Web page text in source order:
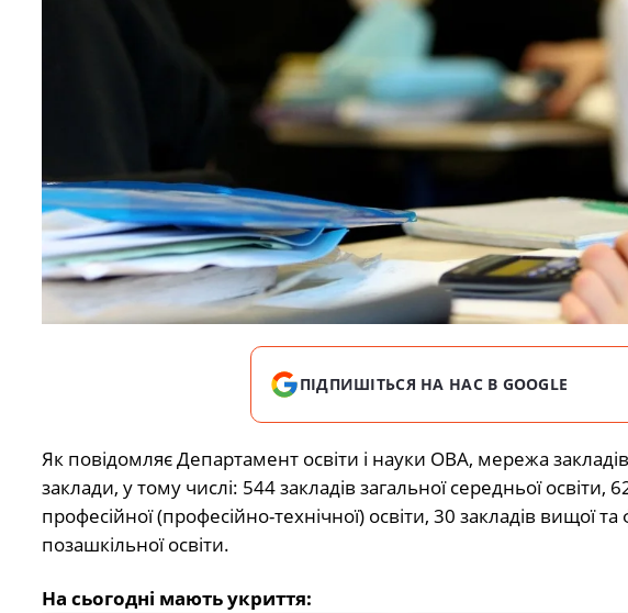
ПІДПИШІТЬСЯ НА НАС В GOOGLE
Як повідомляє Департамент освіти і науки ОВА, мережа
заклади, у тому числі: 544 закладів загальної середньої освіти,
професійної (професійно-технічної) освіти, 30 закладів вищої
позашкільної освіти.
На сьогодні мають укриття: